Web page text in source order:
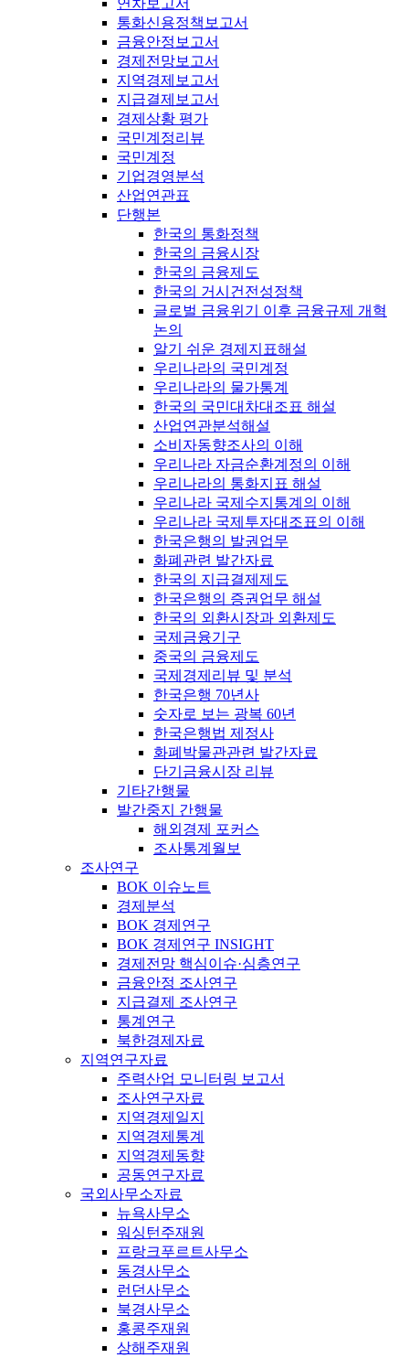
연차보고서
통화신용정책보고서
금융안정보고서
경제전망보고서
지역경제보고서
지급결제보고서
경제상황 평가
국민계정리뷰
국민계정
기업경영분석
산업연관표
단행본
한국의 통화정책
한국의 금융시장
한국의 금융제도
한국의 거시건전성정책
글로벌 금융위기 이후 금융규제 개혁
논의
알기 쉬운 경제지표해설
우리나라의 국민계정
우리나라의 물가통계
한국의 국민대차대조표 해설
산업연관분석해설
소비자동향조사의 이해
우리나라 자금순환계정의 이해
우리나라의 통화지표 해설
우리나라 국제수지통계의 이해
우리나라 국제투자대조표의 이해
한국은행의 발권업무
화폐관련 발간자료
한국의 지급결제제도
한국은행의 증권업무 해설
한국의 외환시장과 외환제도
국제금융기구
중국의 금융제도
국제경제리뷰 및 분석
한국은행 70년사
숫자로 보는 광복 60년
한국은행법 제정사
화폐박물관관련 발간자료
단기금융시장 리뷰
기타간행물
발간중지 간행물
해외경제 포커스
조사통계월보
조사연구
BOK 이슈노트
경제분석
BOK 경제연구
BOK 경제연구 INSIGHT
경제전망 핵심이슈·심층연구
금융안정 조사연구
지급결제 조사연구
통계연구
북한경제자료
지역연구자료
주력산업 모니터링 보고서
조사연구자료
지역경제일지
지역경제통계
지역경제동향
공동연구자료
국외사무소자료
뉴욕사무소
워싱턴주재원
프랑크푸르트사무소
동경사무소
런던사무소
북경사무소
홍콩주재원
상해주재원